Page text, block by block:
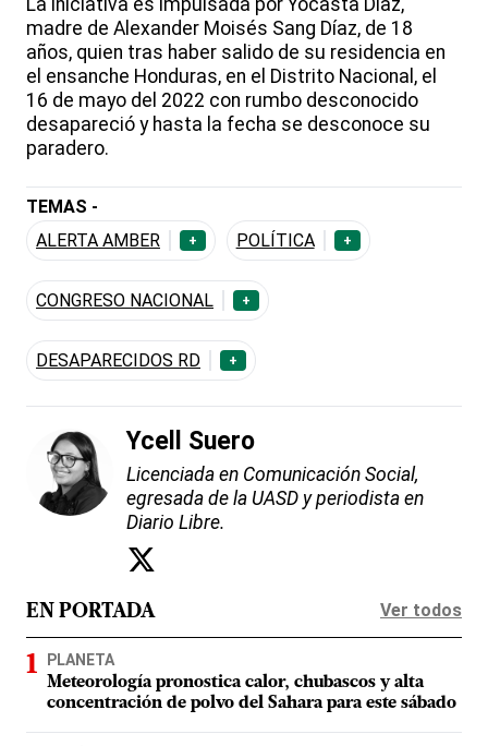
madre de Alexander Moisés Sang Díaz, de 18
años, quien tras haber salido de su residencia en
el ensanche Honduras, en el Distrito Nacional, el
16 de mayo del 2022 con rumbo desconocido
desapareció y hasta la fecha se desconoce su
paradero.
TEMAS -
ALERTA AMBER
+ POLÍTICA +
CONGRESO NACIONAL +
DESAPARECIDOS RD +
Ycell Suero
Licenciada en Comunicación Social,
egresada de la UASD y periodista en
Diario Libre.
EN PORTADA Ver todos
PLANETA
Meteorología pronostica calor, chubascos y alta
concentración de polvo del Sahara para este sábado